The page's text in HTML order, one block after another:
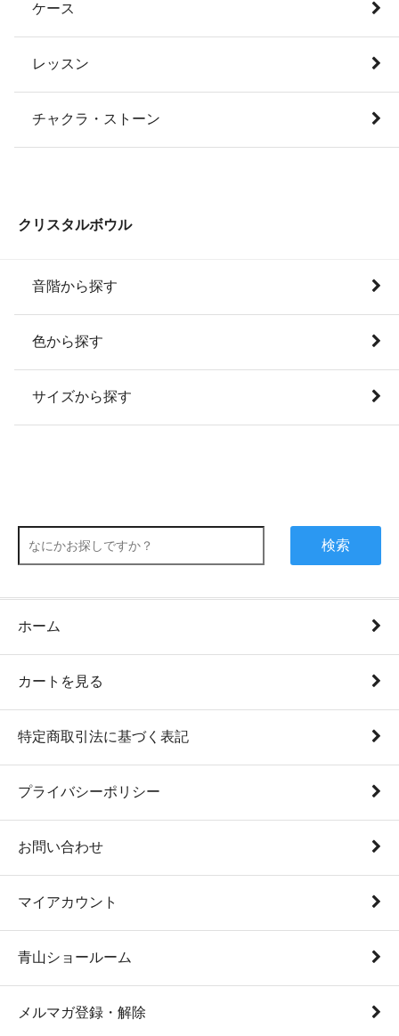
ケース
レッスン
チャクラ・ストーン
クリスタルボウル
音階から探す
色から探す
サイズから探す
検索
ホーム
カートを見る
特定商取引法に基づく表記
プライバシーポリシー
お問い合わせ
マイアカウント
青山ショールーム
メルマガ登録・解除